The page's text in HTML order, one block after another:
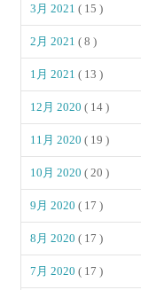
3月 2021( 15 )
2月 2021( 8 )
1月 2021( 13 )
12月 2020( 14 )
11月 2020( 19 )
10月 2020( 20 )
9月 2020( 17 )
8月 2020( 17 )
7月 2020( 17 )